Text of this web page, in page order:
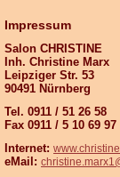
Leistungen
Kontakt
Impressum
Salon CHRISTINE
Inh. Christine Marx
Leipziger Str. 53
90491 Nürnberg
Tel. 0911 / 51 26 58
Fax 0911 / 5 10 69 97
Internet:
eMail: